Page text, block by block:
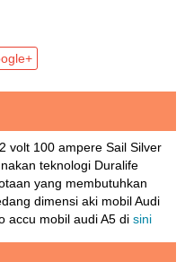
volt 100 ampere Sail Silver
teknologi Duralife
yang membutuhkan
dimensi aki mobil Audi
accu mobil audi A5 di sini